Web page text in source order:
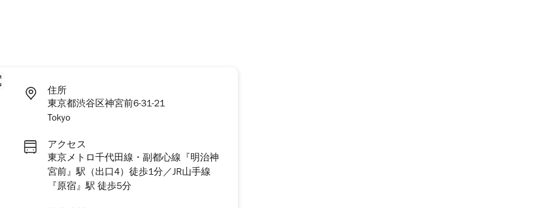
住所
東京都渋谷区神宮前6-31-21
Tokyo
アクセス
東京メトロ千代田線・副都心線『明治神
宮前』駅（出口4）徒歩1分／JR山手線
『原宿』駅 徒歩5分